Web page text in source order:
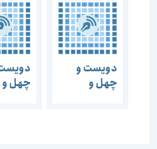
دویست و
چهل و
دویست و
چهل و